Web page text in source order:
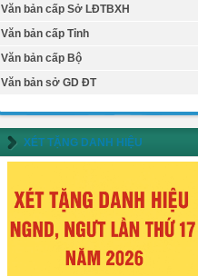
Văn bản cấp Sở LĐTBXH
Văn bản cấp Tỉnh
Văn bản cấp Bộ
Văn bản sở GD ĐT
XÉT TẶNG DANH HIỆU